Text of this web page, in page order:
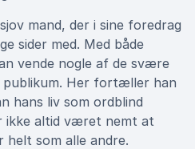
mand, der i sine foredrag
sider med. Med både
vende nogle af de svære
publikum. Her fortæller han
hans liv som ordblind
ikke altid været nemt at
helt som alle andre.